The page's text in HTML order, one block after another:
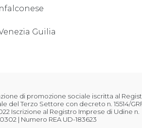
Guilia
di promozione sociale iscritta al
del Terzo Settore con decreto n. 15514/
Iscrizione al Registro Imprese di Udine n.
| Numero REA UD-183623